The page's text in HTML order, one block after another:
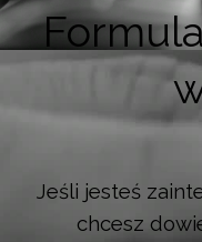
Jeśli jesteś
chcesz